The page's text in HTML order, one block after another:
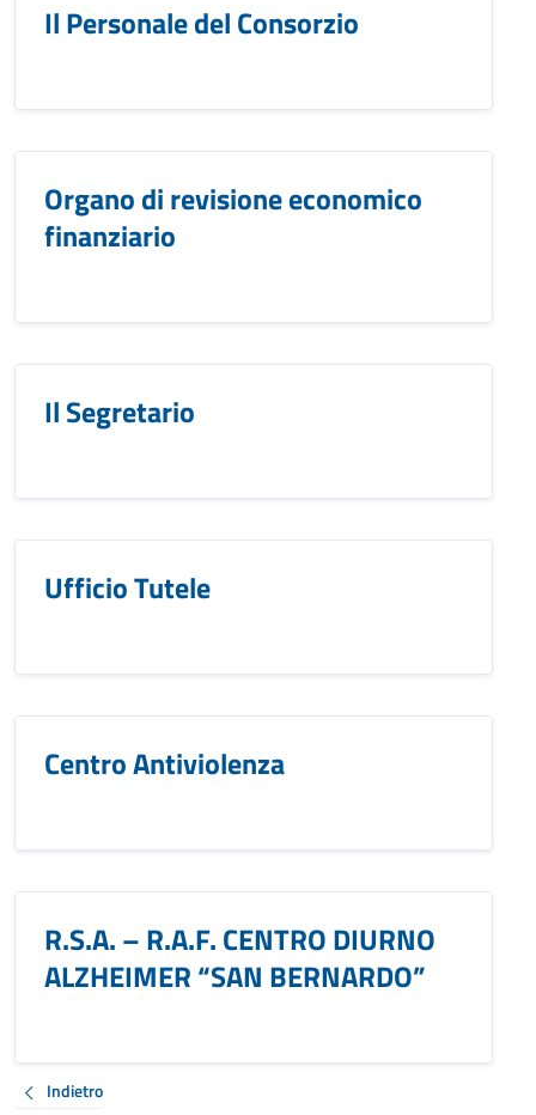
Il Personale del Consorzio
Organo di revisione economico
finanziario
Il Segretario
Ufficio Tutele
Centro Antiviolenza
R.S.A. – R.A.F. CENTRO DIURNO
ALZHEIMER “SAN BERNARDO”
Indietro